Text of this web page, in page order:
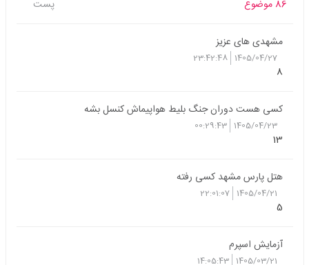
86 موضوع پست
مشهدی های عزیز
1405/04/27
23:42:48
8
کسی هست دوران جنگ بلیط هواپیماش کنسل بشه
1405/04/23
00:29:43
13
هتل پارس مشهد کسی رفته
1405/04/21
22:01:07
5
آزمایش اسپرم
1405/03/21
14:05:43